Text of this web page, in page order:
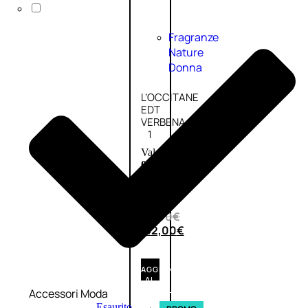
Fragranze
Nature
Donna
L’OCCITANE
EDT
VERBENA
1
Valutato
0su
56,00€
42,00€
AGGIUNGI
AL
CARRELLO
Accessori Moda